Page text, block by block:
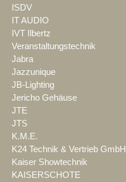
ISDV
IT AUDIO
IVT Ilbertz
Veranstaltungstechnik
Jabra
Jazzunique
JB-Lighting
Jericho Gehäuse
JTE
JTS
K.M.E.
K24 Technik & Vertrieb GmbH
Kaiser Showtechnik
KAISERSCHOTE